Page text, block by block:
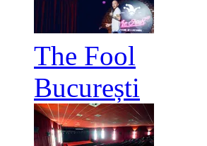
The Fool
București